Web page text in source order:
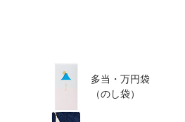
多当・万円袋
（のし袋）